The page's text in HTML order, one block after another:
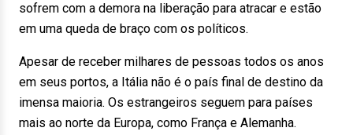
sofrem com a demora na liberação para atracar e estão
em uma queda de braço com os políticos.
Apesar de receber milhares de pessoas todos os anos
em seus portos, a Itália não é o país final de destino da
imensa maioria. Os estrangeiros seguem para países
mais ao norte da Europa, como França e Alemanha.